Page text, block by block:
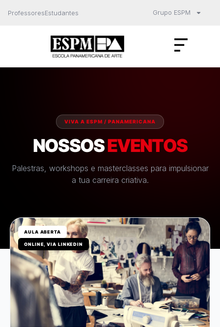
ProfessoresEstudantes Grupo ESPM
VIVA A ESPM / PANAMERICANA
NOSSOSEVENTOS
Palestras, workshops e masterclasses para impulsionar
a tua carreira criativa.
AULA ABERTA
ONLINE, VIA LINKEDIN